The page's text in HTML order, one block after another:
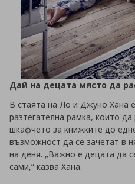
Дай на децата място да
В стаята на Ло и Джуно Хана
разтегателна рамка, които
шкафчето за книжките до
възможност да се зачетат в
на деня. „Важно е децата да
сами,“ казва Хана.